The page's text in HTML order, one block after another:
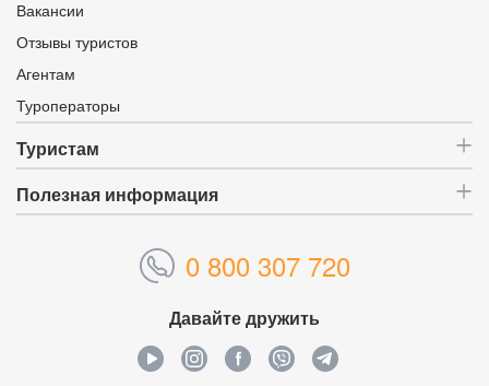
Вакансии
Отзывы туристов
Агентам
Туроператоры
Туристам
Полезная информация
0 800 307 720
Давайте дружить